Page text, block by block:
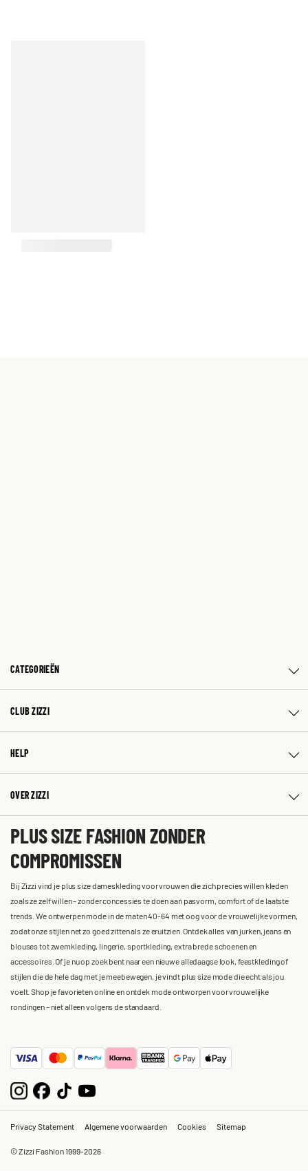
CATEGORIEËN
CLUB ZIZZI
HELP
OVER ZIZZI
PLUS SIZE FASHION ZONDER
COMPROMISSEN
Bij Zizzi vind je plus size dameskleding voor vrouwen die zich precies willen kleden
zoals ze zelf willen – zonder concessies te doen aan pasvorm, comfort of de laatste
trends. We ontwerpen mode in de maten 40-64 met oog voor de vrouwelijke vormen,
zodat onze stijlen net zo goed zitten als ze eruitzien. Ontdek alles van jurken, jeans en
blouses tot zwemkleding, lingerie, sportkleding, extra brede schoenen en
accessoires. Of je nu op zoek bent naar een nieuwe alledaagse look, feestkleding of
stijlen die de hele dag met je meebewegen, je vindt plus size mode die echt als jou
voelt. Shop je favorieten online en ontdek mode ontworpen voor vrouwelijke
rondingen – niet alleen volgens de standaard.
Privacy Statement Algemene voorwaarden Cookies Sitemap
© Zizzi Fashion 1999-2026